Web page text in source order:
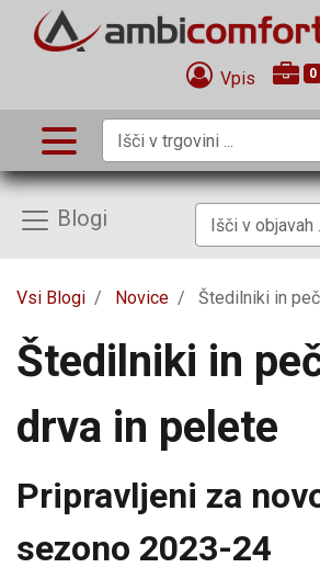
Vpis 0
Blogi
Vsi Blogi Novice Štedilniki in
Štedilniki in
drva in pelete
Pripravljeni za
sezono 2023-24